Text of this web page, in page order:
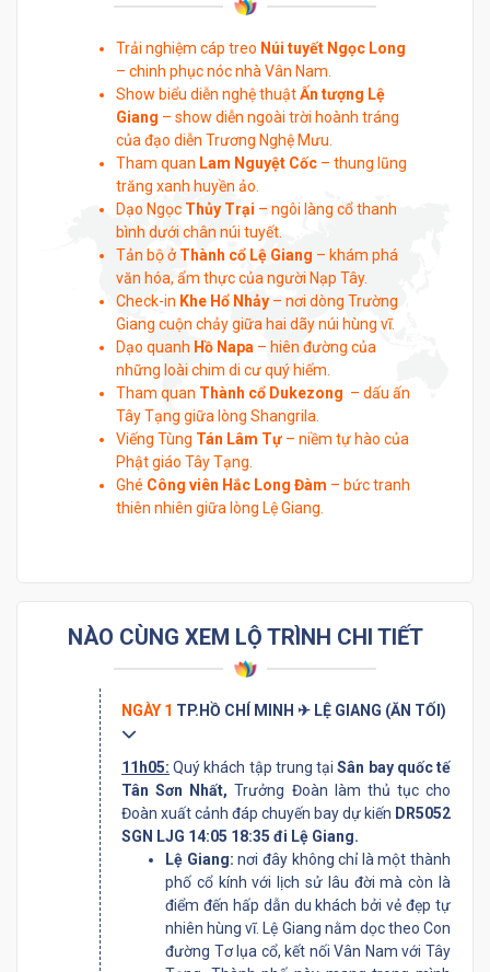
Trải nghiệm cáp treo Núi tuyết Ngọc Long
– chinh phục nóc nhà Vân Nam.
Show biểu diễn nghệ thuậtẤn tượng Lệ
Giang – show diễn ngoài trời hoành tráng
của đạo diễn Trương Nghệ Mưu.
Tham quan Lam Nguyệt Cốc – thung lũng
trăng xanh huyền ảo.
Dạo Ngọc Thủy Trại – ngôi làng cổ thanh
bình dưới chân núi tuyết.
Tản bộ ởThành cổ Lệ Giang – khám phá
văn hóa, ẩm thực của người Nạp Tây.
Check-in Khe Hổ Nhảy– nơi dòng Trường
Giang cuộn chảy giữa hai dãy núi hùng vĩ.
Dạo quanh Hồ Napa – hiên đường của
những loài chim di cư quý hiếm.
Tham quan Thành cổ Dukezong – dấu ấn
Tây Tạng giữa lòng Shangrila.
Viếng Tùng Tán Lâm Tự – niềm tự hào của
Phật giáo Tây Tạng.
Ghé Công viên Hắc Long Đàm – bức tranh
thiên nhiên giữa lòng Lệ Giang.
NÀO CÙNG XEM LỘ TRÌNH CHI TIẾT
NGÀY 1 TP.HỒ CHÍ MINH ✈ LỆ GIANG (ĂN TỐI)
11h05: Quý khách tập trung tạiSân bay quốc tế
Tân Sơn Nhất, Trưởng Đoàn làm thủ tục cho
Đoàn xuất cảnh đáp chuyến bay dự kiến DR5052
SGN LJG 14:05 18:35 đi Lệ Giang.
Lệ Giang: nơi đây không chỉ là một thành
phố cổ kính với lịch sử lâu đời mà còn là
điểm đến hấp dẫn du khách bởi vẻ đẹp tự
nhiên hùng vĩ. Lệ Giang nằm dọc theo Con
đường Tơ lụa cổ, kết nối Vân Nam với Tây